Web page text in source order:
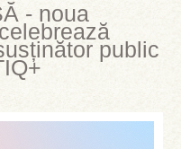
- noua
public